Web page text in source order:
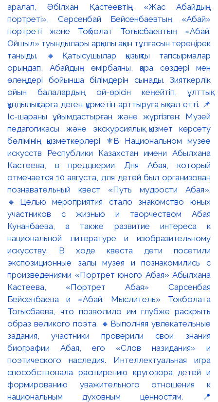
аралап, Әбілхан Қастеевтің «Жас Абайдың
портреті», Сәрсенбай Бейсенбаевтың «Абай»
портреті және Тоқболат Тоғысбаевтың «Абай.
Ойшыл» туындылары арқылы ақын тұлғасын тереңірек
таныды. 🔸Қатысушылар қызықты тапсырмалар
орындап, Абайдың өмірбаяны, қара сөздері мен
өлеңдері бойынша білімдерін сынады. Зияткерлік
ойын балалардың ой-өрісін кеңейтіп, ұлттық
құндылықтарға деген құрметін арттыруға ықпал етті. 📌
Іс-шараны ұйымдастырған және жүргізген: Музей
педагогикасы және экскурсиялық қызмет көрсету
бөлімінің қызметкерлері ⚜️В Национальном музее
искусств Республики Казахстан имени Абылхана
Кастеева, в преддверии Дня Абая, который
отмечается 10 августа, для детей был организован
познавательный квест «Путь мудрости Абая».
🔹Целью мероприятия стало знакомство юных
участников с жизнью и творчеством Абая
Кунанбаева, а также развитие интереса к
национальной литературе и изобразительному
искусству. В ходе квеста дети посетили
экспозиционные залы музея и познакомились с
произведениями «Портрет юного Абая» Абылхана
Кастеева, «Портрет Абая» Сарсенбая
Бейсенбаева и «Абай. Мыслитель» Токболата
Тогысбаева, что позволило им глубже раскрыть
образ великого поэта. 🔸Выполняя увлекательные
задания, участники проверили свои знания
биографии Абая, его «Слов назидания» и
поэтического наследия. Интеллектуальная игра
способствовала расширению кругозора детей и
формированию уважительного отношения к
национальным духовным ценностям. 📍